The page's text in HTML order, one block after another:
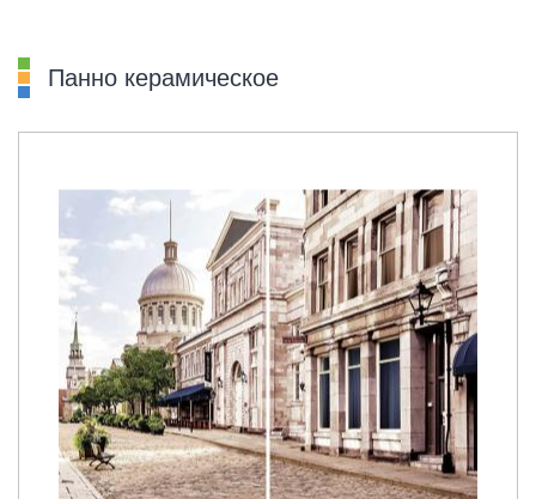
Панно керамическое